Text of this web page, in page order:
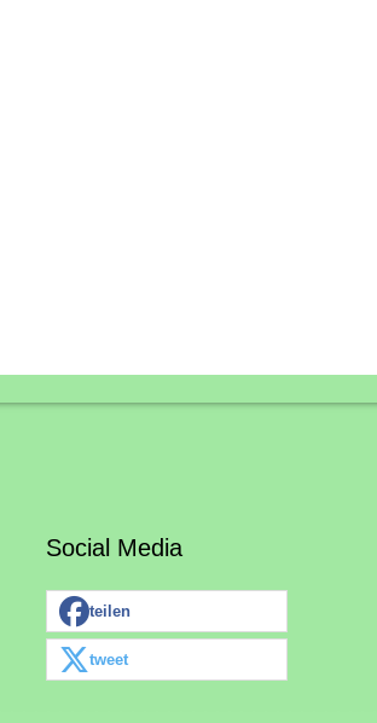
Social Media
teilen
tweet